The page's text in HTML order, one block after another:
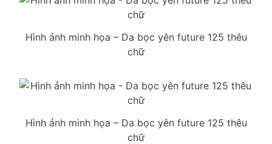
Hình ảnh minh họa – Da bọc yên future 125 thêu
chữ
Hình ảnh minh họa – Da bọc yên future 125 thêu
chữ